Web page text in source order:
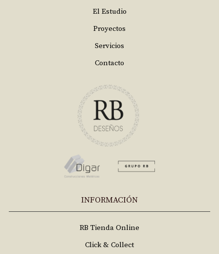
El Estudio
Proyectos
Servicios
Contacto
INFORMACIÓN
RB Tienda Online
Click & Collect